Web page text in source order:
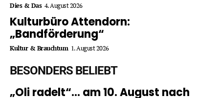
Dies & Das 4. August 2026
Kulturbüro Attendorn:
„Bandförderung“
Kultur & Brauchtum 1. August 2026
BESONDERS BELIEBT
„Oli radelt“… am 10. August nach